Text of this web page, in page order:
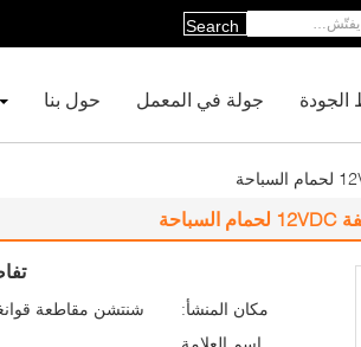
Search
حول بنا جولة في المعمل
مكان المنشأ:
شنتشن مقاطعة
اسم العلامة